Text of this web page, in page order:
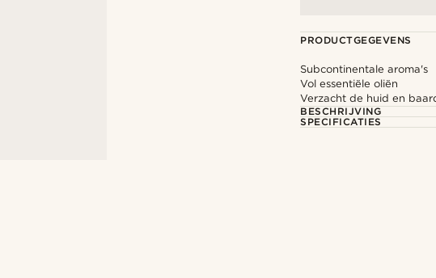
PRODUCTGEGEVENS
Subcontinentale aroma's
Vol essentiële oliën
Verzacht de huid en
BESCHRIJVING
SPECIFICATIES